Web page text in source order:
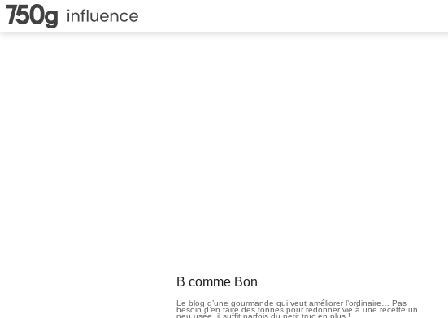
B comme Bon
Le blog d’une gourmande qui veut améliorer l’ordinaire… Pas
besoin d’en faire des tonnes pour redonner vie à une recette un
peu usée, il suffit parfois du petit truc en plus !